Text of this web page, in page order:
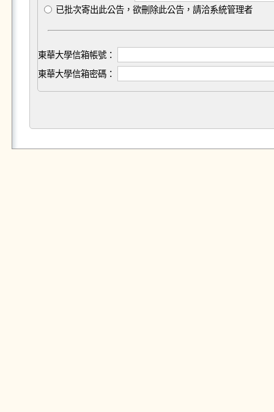
已批次寄出此公告，欲刪除此公告，請洽系統管理者
東華大學信箱帳號：
東華大學信箱密碼：